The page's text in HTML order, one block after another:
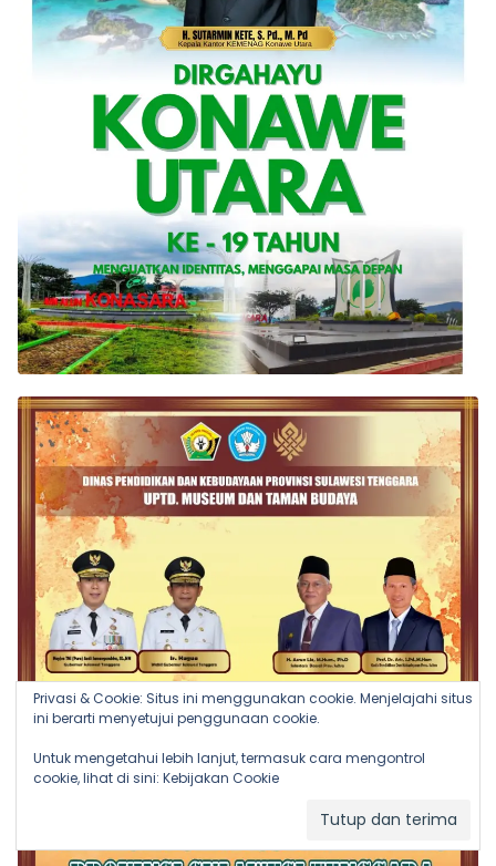
Privasi & Cookie: Situs ini menggunakan cookie. Menjelajahi situs
ini berarti menyetujui penggunaan cookie.
Untuk mengetahui lebih lanjut, termasuk cara mengontrol
cookie, lihat di sini: Kebijakan Cookie